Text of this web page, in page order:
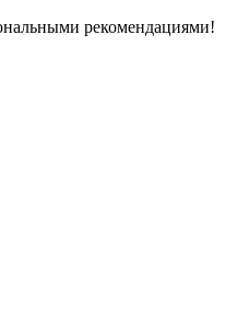
рекомендациями!